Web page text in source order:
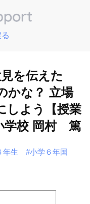
を伝えた
かな？ 立場
しよう【授業
学校 岡村 篤
年生
#小学６年国